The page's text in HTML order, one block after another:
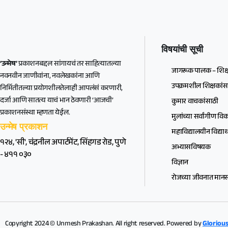
‘उन्मेष’प्रकाशनबद्दल सांगायचं तर साहित्यातल्या
नवनवीन जाणीवांना, नवलेखकांना आणि
निर्मितीतल्या प्रयोगशीलतेलाही आपलंसं करणारी,
दर्जा आणि सातत्य याचं भान ठेवणारी ‘आजची’
प्रकाशनसंस्था म्हणता येईल.
उन्मेष प्रकाशन
१२४, 'सी', चंद्रनील अपार्टमेंट, सिंहगड रोड, पुणे
- ४११ ०३०
विषयांची सूची
जागरूक पालक –
उपक्रमशील
कुमार वाचकांसाठी
मुलांच्या सर्वांगीण
महाविद्यालयीन
अभ्यासविषयक
विज्ञान
रोजच्या जीवनात
Copyright 2024 © Unmesh Prakashan. All right reserved. Powered by